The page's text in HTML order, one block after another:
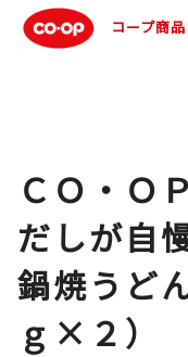
コープ商品
ＣＯ・Ｏ
だしが自
鍋焼うど
ｇ×２）